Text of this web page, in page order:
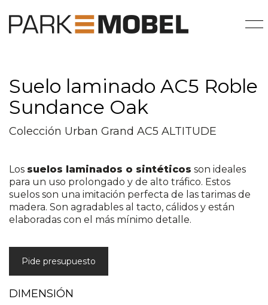
Suelo laminado AC5 Roble
Sundance Oak
Colección Urban Grand AC5 ALTITUDE
Los suelos laminados o sintéticos son ideales
para un uso prolongado y de alto tráfico. Estos
suelos son una imitación perfecta de las tarimas de
madera. Son agradables al tacto, cálidos y están
elaboradas con el más mínimo detalle.
Pide presupuesto
DIMENSIÓN